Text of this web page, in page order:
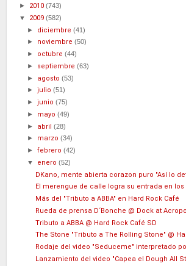
► 2010 (743)
▼ 2009 (582)
► diciembre(41)
► noviembre(50)
► octubre(44)
► septiembre(63)
► agosto(53)
►julio(51)
►junio(75)
► mayo(49)
► abril(28)
► marzo(34)
►febrero(42)
▼ enero(52)
DKano, mente abierta corazon puro "Así lo
El merengue de calle logra su entrada en los
Más del "Tributo a ABBA" en Hard Rock Café
Rueda de prensa D´Bonche @ Dock at
Tributo a ABBA @ Hard Rock Café SD
The Stone "Tributo a The Rolling Stone" @
Rodaje del video "Seduceme" interpretado
Lanzamiento del video "Capea el Dough All